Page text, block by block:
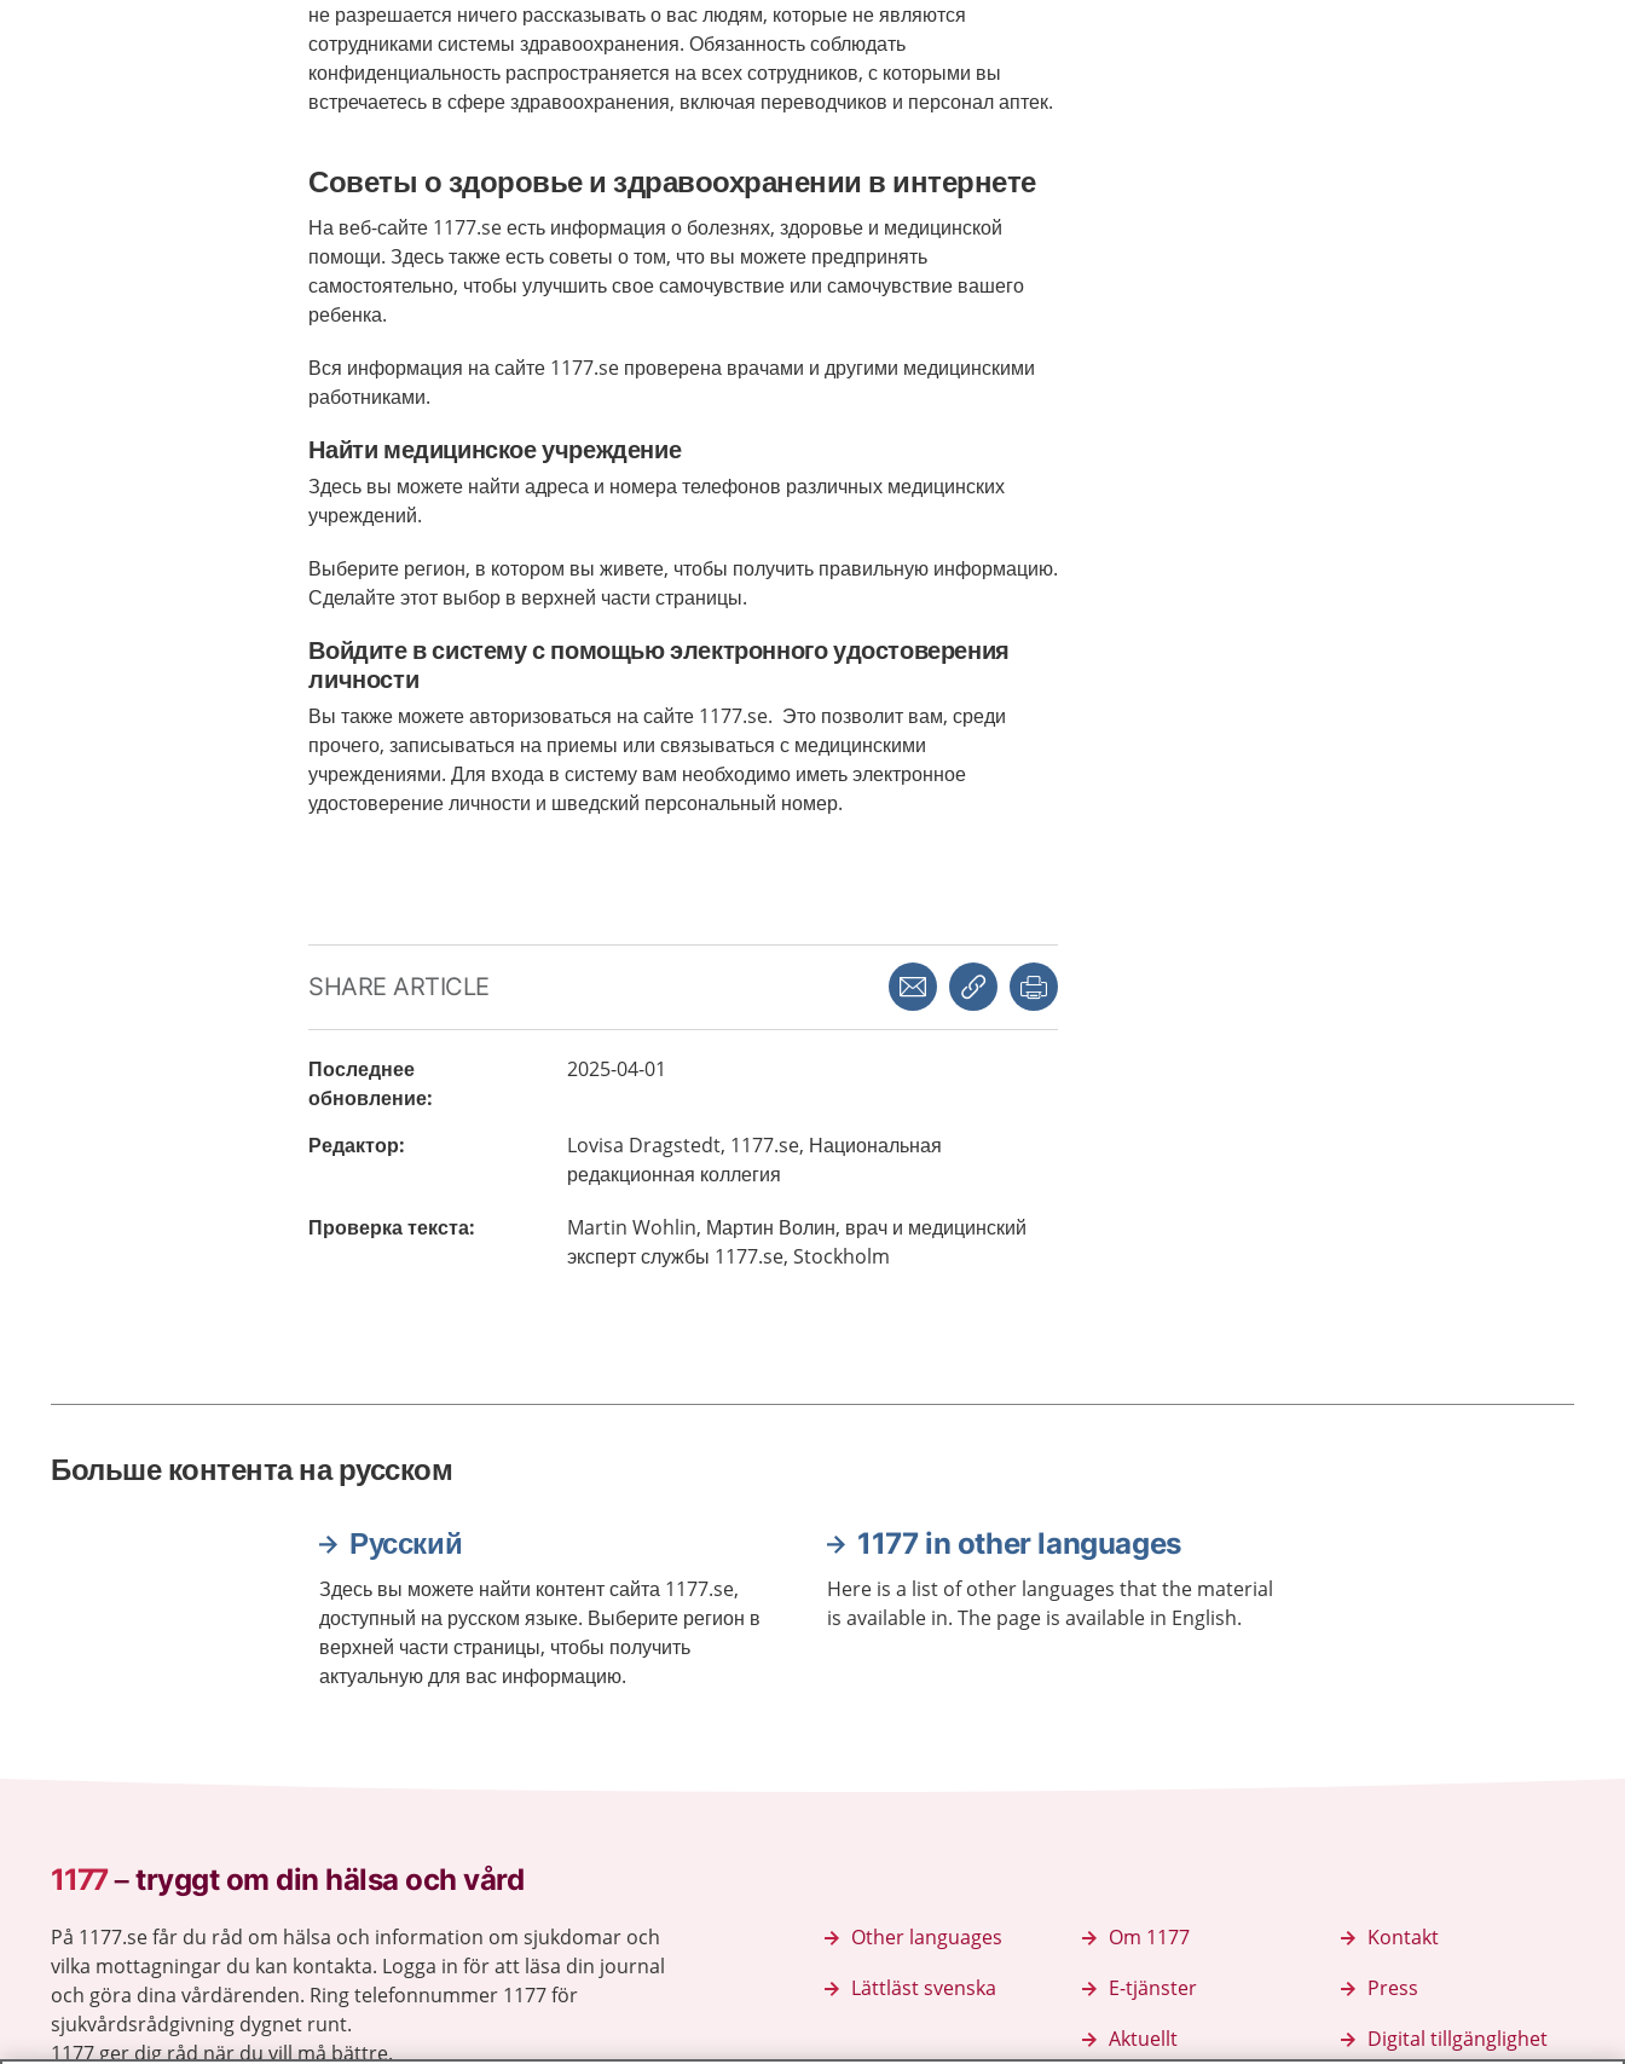
не разрешается ничего рассказывать о вас людям, которые не являются
сотрудниками системы здравоохранения. Обязанность соблюдать
конфиденциальность распространяется на всех сотрудников, с которыми вы
встречаетесь в сфере здравоохранения, включая переводчиков и персонал аптек.
Советы о здоровье и здравоохранении в интернете
На веб-сайте 1177.se есть информация о болезнях, здоровье и медицинской
помощи. Здесь также есть советы о том, что вы можете предпринять
самостоятельно, чтобы улучшить свое самочувствие или самочувствие вашего
ребенка.
Вся информация на сайте 1177.se проверена врачами и другими медицинскими
работниками.
Найти медицинское учреждение
Здесь вы можете найти адреса и номера телефонов различных медицинских
учреждений.
Выберите регион, в котором вы живете, чтобы получить правильную информацию.
Сделайте этот выбор в верхней части страницы.
Войдите в систему с помощью электронного удостоверения
личности
Вы также можете авторизоваться на сайте 1177.se. Это позволит вам, среди
прочего, записываться на приемы или связываться с медицинскими
учреждениями. Для входа в систему вам необходимо иметь электронное
удостоверение личности и шведский персональный номер.
SHARE ARTICLE Share with a friend
Copy link
Последнее
обновление:
2025-04-01
Редактор: Lovisa Dragstedt, 1177.se, Национальная
редакционная коллегия
Проверка текста: Martin Wohlin, Мартин Волин, врач и медицинский
эксперт службы 1177.se, Stockholm
Больше контента на русском
Русский
Здесь вы можете найти контент сайта 1177.se,
доступный на русском языке. Выберите регион в
верхней части страницы, чтобы получить
актуальную для вас информацию.
1177 in other languages
Here is a list of other languages that the material
is available in. The page is available in English.
1177–tryggt om din hälsa och vård
På 1177.se får du råd om hälsa och information om sjukdomar och
vilka mottagningar du kan kontakta. Logga in för att läsa din journal
och göra dina vårdärenden. Ring telefonnummer 1177 för
sjukvårdsrådgivning dygnet runt.
1177 ger dig råd när du vill må bättre.
Other languages
Lättläst svenska
Om 1177
E-tjänster
Aktuellt
Kontakt
Press
Digital tillgänglighet